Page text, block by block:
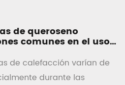
de queroseno
comunes en el uso
de calefacción varían de
durante las